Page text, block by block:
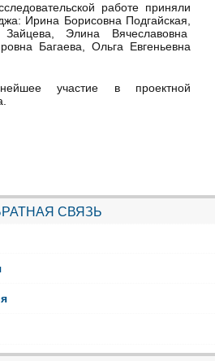
работе приняли
Ирина Борисовна Подгайская,
Зайцева, Элина Вячеславовна
Багаева, Ольга Евгеньевна
участие в проектной
СВЯЗЬ